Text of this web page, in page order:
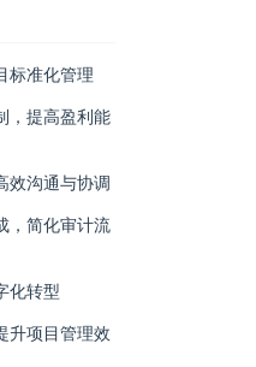
标准化管理
，提高盈利能
效沟通与协调
，简化审计流
化转型
升项目管理效